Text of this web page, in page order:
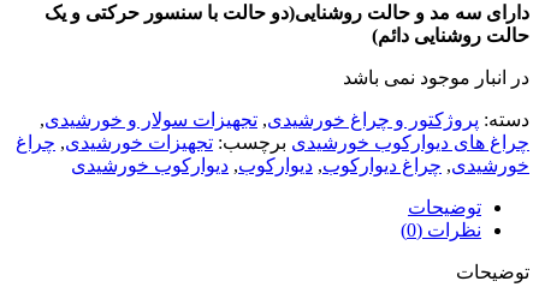
دارای سه مد و حالت روشنایی(دو حالت با سنسور حرکتی و یک
حالت روشنایی دائم)
در انبار موجود نمی باشد
دسته: پروژکتور و چراغ خورشیدی, تجهیزات سولار و خورشیدی,
چراغ های دیوارکوب خورشیدی برچسب: تجهیزات خورشیدی, چراغ
خورشیدی, چراغ دیوارکوب, دیوارکوب, دیوارکوب خورشیدی
توضیحات
نظرات (0)
توضیحات